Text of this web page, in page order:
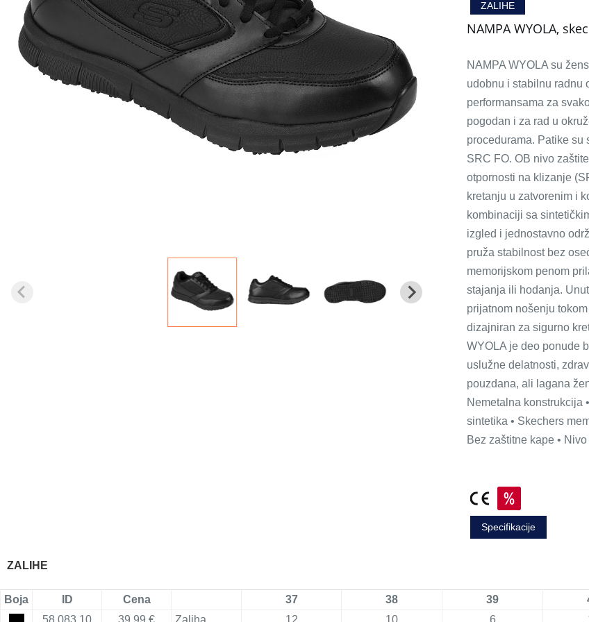
ZALIHE
NAMPA WYOLA,
NAMPA WYOLA su
udobnu i stabilnu radnu
performansama za
pogodan i za rad u
procedurama. Patike su
SRC FO. OB nivo
otpornosti na klizanje
kretanju u zatvorenim i
kombinaciji sa
izgled i jednostavno
pruža stabilnost bez
memorijskom penom
stajanja ili hodanja.
prijatnom nošenju
dizajniran za sigurno
WYOLA je deo ponude
uslužne delatnosti,
pouzdana, ali lagana
Nemetalna konstrukcija
sintetika • Skechers
Bez zaštitne kape •
Specifikacije
ZALIHE
Boja ID Cena 37 38 39
58.083.10
39,99 €
Zaliha
12
10
6